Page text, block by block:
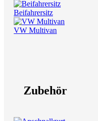
Beifahrersitz
VW Multivan
Zubehör